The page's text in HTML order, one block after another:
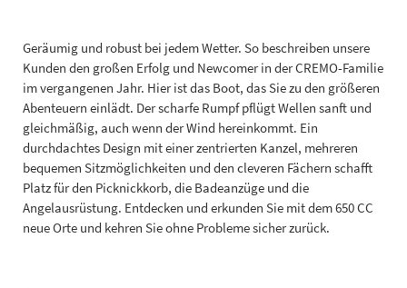
Geräumig und robust bei jedem Wetter. So beschreiben unsere
Kunden den großen Erfolg und Newcomer in der CREMO-Familie
im vergangenen Jahr. Hier ist das Boot, das Sie zu den größeren
Abenteuern einlädt. Der scharfe Rumpf pflügt Wellen sanft und
gleichmäßig, auch wenn der Wind hereinkommt. Ein
durchdachtes Design mit einer zentrierten Kanzel, mehreren
bequemen Sitzmöglichkeiten und den cleveren Fächern schafft
Platz für den Picknickkorb, die Badeanzüge und die
Angelausrüstung. Entdecken und erkunden Sie mit dem 650 CC
neue Orte und kehren Sie ohne Probleme sicher zurück.